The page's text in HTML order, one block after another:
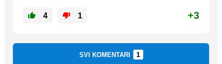
4 1 +3
SVI KOMENTARI 1